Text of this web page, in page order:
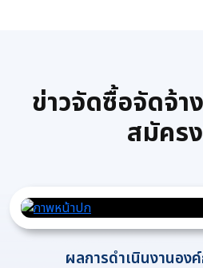
ข่าวจัดซื้อจัดจ้า
สมัคร
ผลการดำเนินงานอ